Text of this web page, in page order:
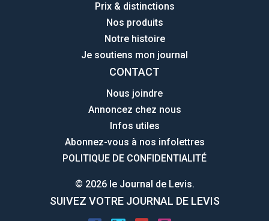
Prix & distinctions
Nos produits
Notre histoire
Je soutiens mon journal
CONTACT
Nous joindre
Annoncez chez nous
Infos utiles
Abonnez-vous à nos infolettres
POLITIQUE DE CONFIDENTIALITÉ
© 2026 le Journal de Levis.
SUIVEZ VOTRE JOURNAL DE LEVIS